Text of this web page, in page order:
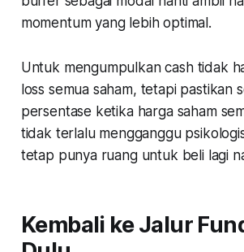
momentum yang lebih optimal.
Untuk mengumpulkan cash tidak
loss semua saham, tetapi pastikan
persentase ketika harga saham
tidak terlalu mengganggu
tetap punya ruang untuk beli lagi
Kembali ke Jalur